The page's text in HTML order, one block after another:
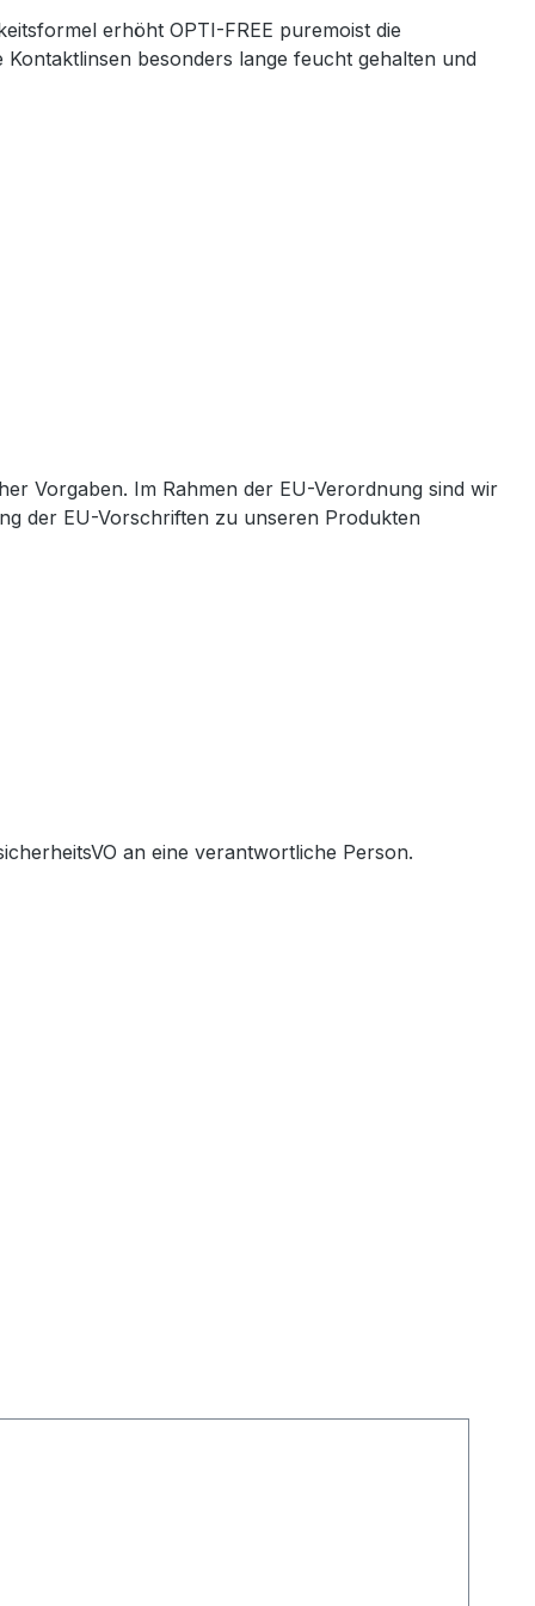
erhöht OPTI-FREE puremoist die
besonders lange feucht gehalten und
Vorgaben. Im Rahmen der EU-Verordnung sind wir
der EU-Vorschriften zu unseren Produkten
an eine verantwortliche Person.